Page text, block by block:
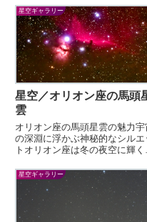
星空ギャラリー
星空／オリオン座の馬頭
雲
オリオン座の馬頭星雲の魅力宇
の深淵に浮かぶ神秘的なシルエ
トオリオン座は冬の夜空に輝く
物を秘めています。その中でも
に有名なのが、馬頭星雲
（Horsehead Nebula）です。馬頭
星雲は、その独特な形状...
星空ギャラリー